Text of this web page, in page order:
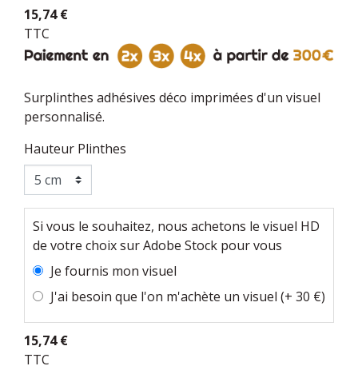
15,74 €
TTC
Surplinthes adhésives déco imprimées d'un visuel
personnalisé.
Hauteur Plinthes
Si vous le souhaitez, nous achetons le visuel HD
de votre choix sur Adobe Stock pour vous
Je fournis mon visuel
J'ai besoin que l'on m'achète un visuel (+ 30 €)
15,74 €
TTC